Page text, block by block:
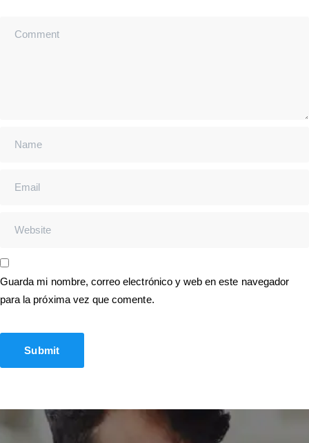
Guarda mi nombre, correo electrónico y web en este navegador
para la próxima vez que comente.